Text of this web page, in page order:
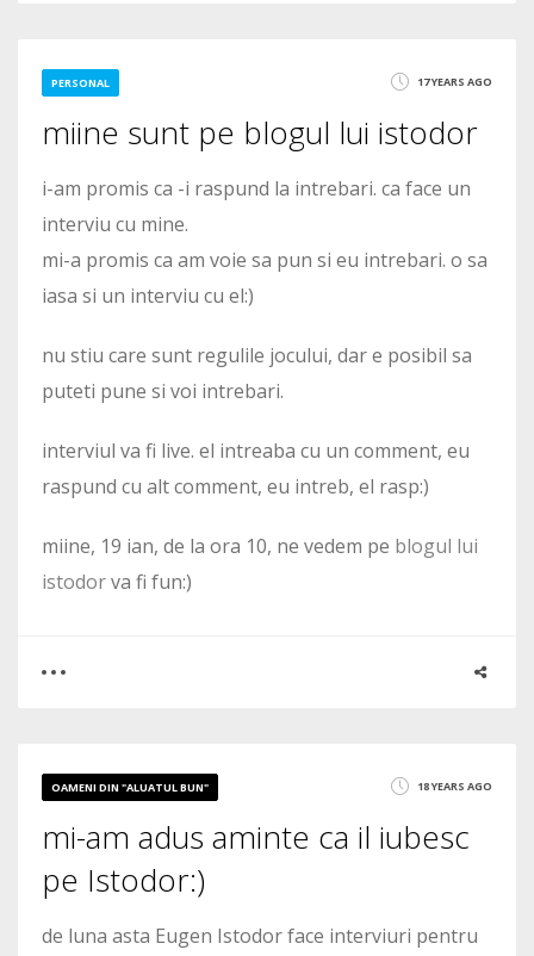
PERSONAL 17 YEARS AGO
miine sunt pe blogul lui istodor
i-am promis ca -i raspund la intrebari. ca face un
interviu cu mine.
mi-a promis ca am voie sa pun si eu intrebari. o sa
iasa si un interviu cu el:)
nu stiu care sunt regulile jocului, dar e posibil sa
puteti pune si voi intrebari.
interviul va fi live. el intreaba cu un comment, eu
raspund cu alt comment, eu intreb, el rasp:)
miine, 19 ian, de la ora 10, ne vedem pe blogul lui
istodorva fi fun:)
OAMENI DIN "ALUATUL BUN" 18 YEARS AGO
mi-am adus aminte ca il iubesc
pe Istodor:)
de luna asta Eugen Istodor face interviuri pentru